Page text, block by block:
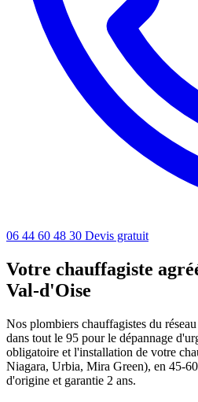
06 44 60 48 30 Devis gratuit
Votre chauffagiste
Val-d'Oise
Nos plombiers chauffagistes du
dans tout le 95 pour le dépannage
obligatoire et l'installation de votre
Niagara, Urbia, Mira Green), en 45-
d'origine et garantie 2 ans.